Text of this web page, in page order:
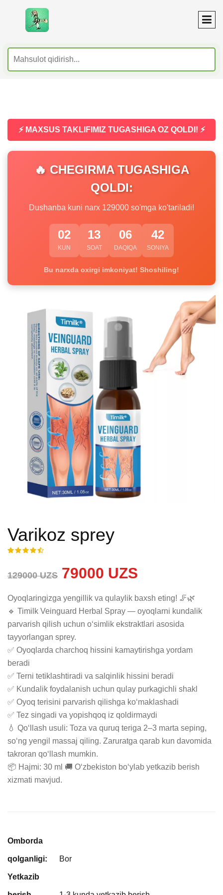
⚡ MAXSUS TAKLIFIMIZ TUGASHIGA OZ QOLDI! ⚡
🔥 CHEGIRMA TUGASHIGA
QOLDI:
Dushanba kuni narx 129000 so'mga ko'tariladi!
02
KUN
13
SOAT
06
DAQIQA
41
SONIYA
Bu narxda oxirgi imkoniyat! Shoshiling!
Varikoz sprey
129000 UZS 79000 UZS
Oyoqlaringizga yengillik va qulaylik baxsh eting! 🦵🌿
🔹 Timilk Veinguard Herbal Spray — oyoqlarni kundalik
parvarish qilish uchun o‘simlik ekstraktlari asosida
tayyorlangan sprey.
✅ Oyoqlarda charchoq hissini kamaytirishga yordam
beradi
✅ Terni tetiklashtiradi va salqinlik hissini beradi
✅ Kundalik foydalanish uchun qulay purkagichli shakl
✅ Oyoq terisini parvarish qilishga ko‘maklashadi
✅ Tez singadi va yopishqoq iz qoldirmaydi
💧 Qo‘llash usuli: Toza va quruq teriga 2–3 marta seping,
so‘ng yengil massaj qiling. Zaruratga qarab kun davomida
takroran qo‘llash mumkin.
📦 Hajmi: 30 ml 🚚 Oʻzbekiston bo‘ylab yetkazib berish
xizmati mavjud.
Omborda
qolganligi: Bor
Yetkazib